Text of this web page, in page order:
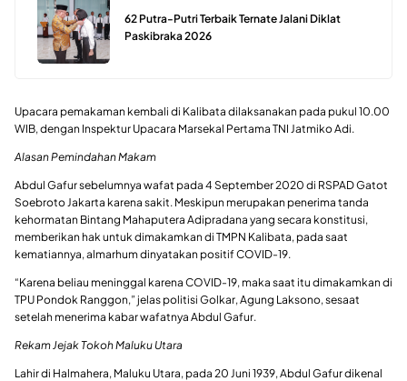
62 Putra-Putri Terbaik Ternate Jalani Diklat
Paskibraka 2026
Upacara pemakaman kembali di Kalibata dilaksanakan pada pukul 10.00
WIB, dengan Inspektur Upacara Marsekal Pertama TNI Jatmiko Adi.
Alasan Pemindahan Makam
Abdul Gafur sebelumnya wafat pada 4 September 2020 di RSPAD Gatot
Soebroto Jakarta karena sakit. Meskipun merupakan penerima tanda
kehormatan Bintang Mahaputera Adipradana yang secara konstitusi,
memberikan hak untuk dimakamkan di TMPN Kalibata, pada saat
kematiannya, almarhum dinyatakan positif COVID-19.
“Karena beliau meninggal karena COVID-19, maka saat itu dimakamkan di
TPU Pondok Ranggon,” jelas politisi Golkar, Agung Laksono, sesaat
setelah menerima kabar wafatnya Abdul Gafur.
Rekam Jejak Tokoh Maluku Utara
Lahir di Halmahera, Maluku Utara, pada 20 Juni 1939, Abdul Gafur dikenal